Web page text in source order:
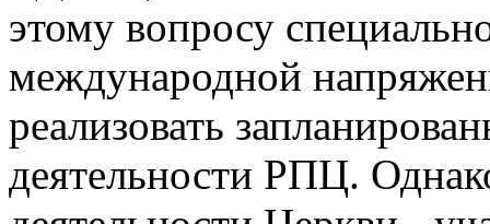
этому вопросу
международной
реализовать
деятельности РПЦ.